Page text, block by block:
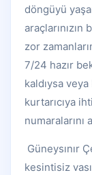
döngüyü
zor
7/24 hazır
kaldıysa
kurtarıcıya
numaralarını
Güneysınır
kesintisiz